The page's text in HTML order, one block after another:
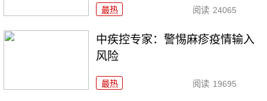
最热 阅读 24065
中疾控专家：警惕麻疹疫情输入
风险
最热 阅读 19695